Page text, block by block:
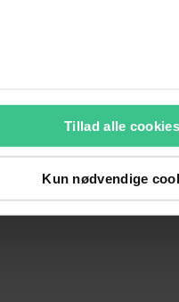
Tillad alle cookies
Kun nødvendige